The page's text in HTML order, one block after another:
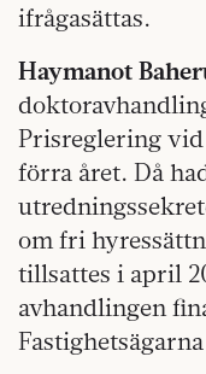
ifrågasättas.
Haymanot
Prisreglering
förra året. Då
om fri
tillsattes i april
avhandlingen